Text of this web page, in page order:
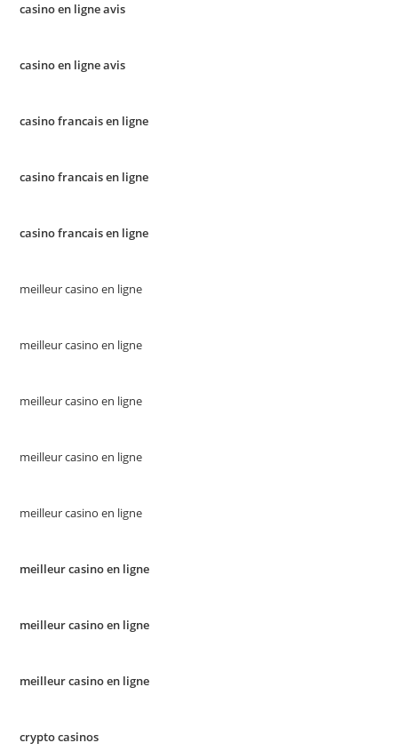
casino en ligne avis
casino en ligne avis
casino francais en ligne
casino francais en ligne
casino francais en ligne
meilleur casino en ligne
meilleur casino en ligne
meilleur casino en ligne
meilleur casino en ligne
meilleur casino en ligne
meilleur casino en ligne
meilleur casino en ligne
meilleur casino en ligne
crypto casinos